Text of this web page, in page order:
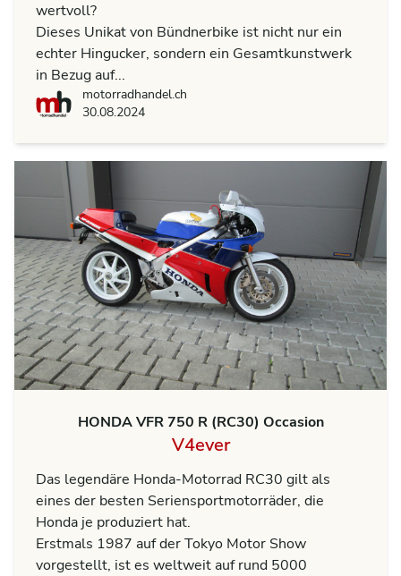
wertvoll?
Dieses Unikat von Bündnerbike ist nicht nur ein
echter Hingucker, sondern ein Gesamtkunstwerk
in Bezug auf...
motorradhandel.ch
motorradhandel.ch
30.08.2024
HONDA VFR 750 R (RC30) Occasion
V4ever
Das legendäre Honda-Motorrad RC30 gilt als
eines der besten Seriensportmotorräder, die
Honda je produziert hat.
Erstmals 1987 auf der Tokyo Motor Show
vorgestellt, ist es weltweit auf rund 5000